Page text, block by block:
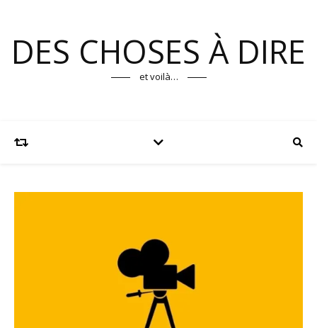
DES CHOSES À DIRE
et voilà…